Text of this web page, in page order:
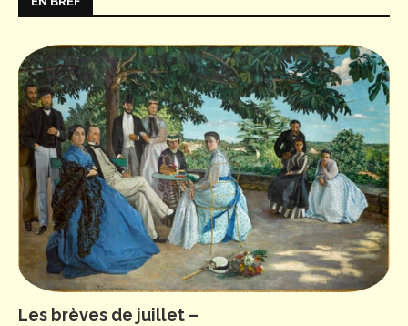
Les brèves de juillet –